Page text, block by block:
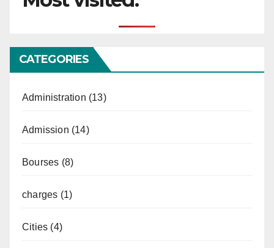
CATEGORIES
Administration (13)
Admission (14)
Bourses (8)
charges (1)
Cities (4)